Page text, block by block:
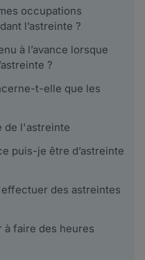
occupations
l’astreinte ?
à l’avance lorsque
?
t-elle que les
de l'astreinte
puis-je être d’astreinte
des astreintes
à faire des heures